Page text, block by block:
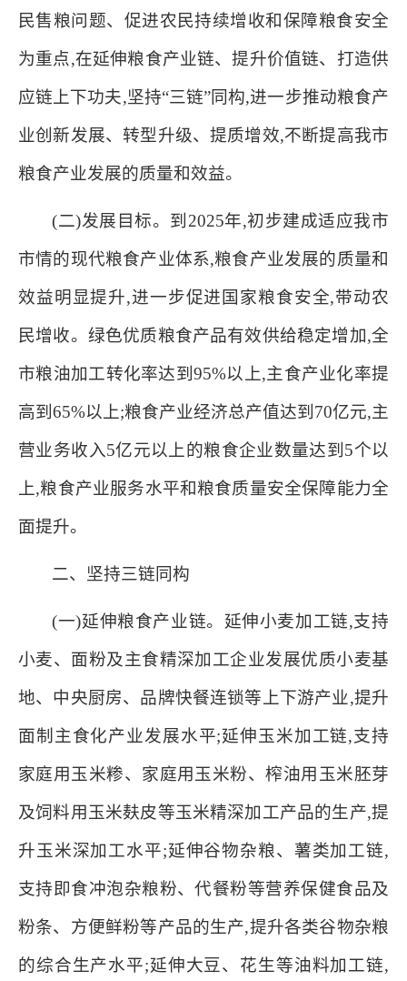
民售粮问题、促进农民持续增收和保障粮食安全
为重点,在延伸粮食产业链、提升价值链、打造供
应链上下功夫,坚持“三链”同构,进一步推动粮食产
业创新发展、转型升级、提质增效,不断提高我市
粮食产业发展的质量和效益。
(二)发展目标。到2025年,初步建成适应我市
市情的现代粮食产业体系,粮食产业发展的质量和
效益明显提升,进一步促进国家粮食安全,带动农
民增收。绿色优质粮食产品有效供给稳定增加,全
市粮油加工转化率达到95%以上,主食产业化率提
高到65%以上;粮食产业经济总产值达到70亿元,主
营业务收入5亿元以上的粮食企业数量达到5个以
上,粮食产业服务水平和粮食质量安全保障能力全
面提升。
二、坚持三链同构
(一)延伸粮食产业链。延伸小麦加工链,支持
小麦、面粉及主食精深加工企业发展优质小麦基
地、中央厨房、品牌快餐连锁等上下游产业,提升
面制主食化产业发展水平;延伸玉米加工链,支持
家庭用玉米糁、家庭用玉米粉、榨油用玉米胚芽
及饲料用玉米麸皮等玉米精深加工产品的生产,提
升玉米深加工水平;延伸谷物杂粮、薯类加工链,
支持即食冲泡杂粮粉、代餐粉等营养保健食品及
粉条、方便鲜粉等产品的生产,提升各类谷物杂粮
的综合生产水平;延伸大豆、花生等油料加工链,